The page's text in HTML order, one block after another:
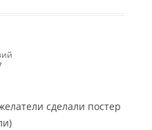
сделали постер